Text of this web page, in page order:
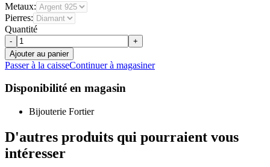
Metaux:
Pierres:
Quantité
-
+
Ajouter au panier
Passer à la caisseContinuer à magasiner
Disponibilité en magasin
Bijouterie Fortier
D'autres produits qui pourraient vous
intéresser